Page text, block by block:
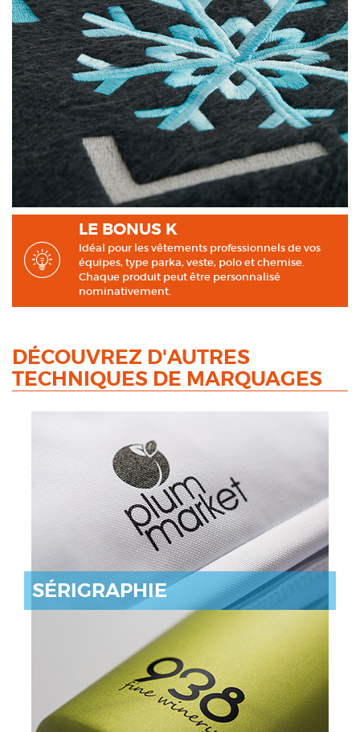
LE BONUS K
Idéal pour les vêtements professionnels de vos
équipes, type parka, veste, polo et chemise.
Chaque produit peut être personnalisé
nominativement.
DÉCOUVREZ D'AUTRES
TECHNIQUES DE MARQUAGES
SÉRIGRAPHIE